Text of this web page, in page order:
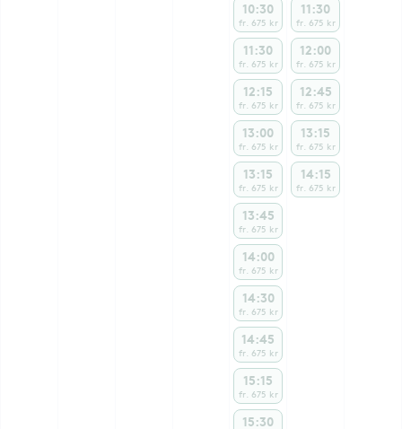
10:30
fr. 675 kr
11:30
fr. 675 kr
12:15
fr. 675 kr
13:00
fr. 675 kr
13:15
fr. 675 kr
13:45
fr. 675 kr
14:00
fr. 675 kr
14:30
fr. 675 kr
14:45
fr. 675 kr
15:15
fr. 675 kr
15:30
11:30
fr. 675 kr
12:00
fr. 675 kr
12:45
fr. 675 kr
13:15
fr. 675 kr
14:15
fr. 675 kr